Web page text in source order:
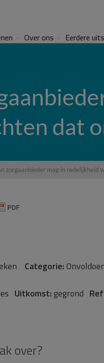
Over ons Eerdere
dat
zorgaanbieder mag in redelijkheid
Categorie:
Uitkomst:gegrond
over?